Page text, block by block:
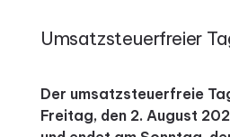
Umsatzsteuerfreier
Der umsatzsteuerfreie
Freitag, den 2. August